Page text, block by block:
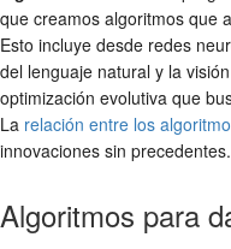
que creamos algoritmos que
Esto incluye desde redes
del lenguaje natural y la
optimización evolutiva que
La relación entre los
innovaciones sin precedentes.
Algoritmos para